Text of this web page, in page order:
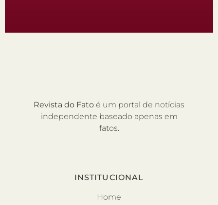
Revista do Fato é um portal de notícias
independente baseado apenas em
fatos.
INSTITUCIONAL
Home